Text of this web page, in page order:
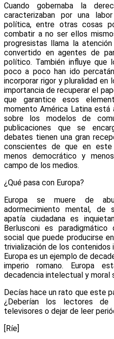
Cuando gobernaba la
caracterizaban por una
política, entre otras cosas
combatir a no ser ellos
progresistas llama la
convertido en agentes de
político. También influye que
poco a poco han ido
incorporar rigor y pluralidad en
importancia de recuperar el
que garantice esos
momento América Latina está
sobre los modelos de
publicaciones que se
debates tienen una gran
conscientes de que en
menos democrático y
campo de los medios.
¿Qué pasa con Europa?
Europa se muere de
adormecimiento mental, de
apatía ciudadana es
Berlusconi es
social que puede producirse
trivialización de los
Europa es un ejemplo de
imperio romano. Europa
decadencia intelectual y moral
Decías hace un rato que este
¿Deberían los lectores de
televisores o dejar de leer
[Ríe]